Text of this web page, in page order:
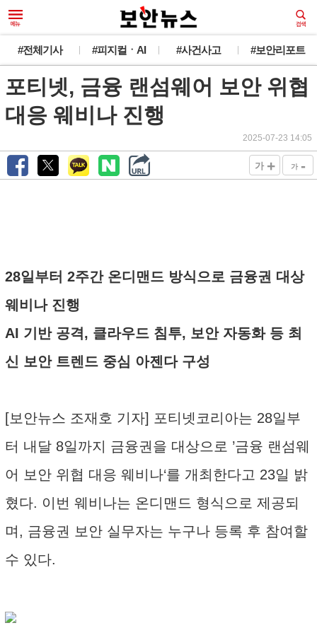
#전체기사 #피지컬ㆍAI #사건사고 #보안리포트
포티넷, 금융 랜섬웨어 보안 위협
대응 웨비나 진행
2025-07-23 14:05
가 + 가 -
28일부터 2주간 온디맨드 방식으로 금융권 대상
웨비나 진행
AI 기반 공격, 클라우드 침투, 보안 자동화 등 최
신 보안 트렌드 중심 아젠다 구성
[보안뉴스 조재호 기자] 포티넷코리아는 28일부
터 내달 8일까지 금융권을 대상으로 ’금융 랜섬웨
어 보안 위협 대응 웨비나‘를 개최한다고 23일 밝
혔다. 이번 웨비나는 온디맨드 형식으로 제공되
며, 금융권 보안 실무자는 누구나 등록 후 참여할
수 있다.